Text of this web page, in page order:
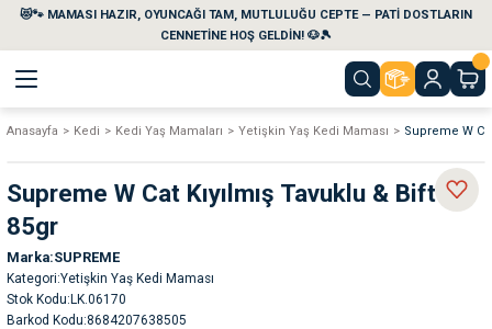
😻🐾 MAMASI HAZIR, OYUNCAĞI TAM, MUTLULUĞU CEPTE — PATİ DOSTLARIN
CENNETİNE HOŞ GELDİN! 🐶🎾
Geri Dön
Geri Dön
Temizlik Ürünleri
Geri Dön
Geri Dön
Geri Dön
Geri Dön
Anasayfa Kedi Kedi Yaş Mamaları Yetişkin Yaş Kedi Maması Supreme W
Supreme W Cat Kıyılmış Tavuklu & Biftekli
85gr
Marka SUPREME
Kategori Yetişkin Yaş Kedi Maması
Stok Kodu LK.06170
Barkod Kodu 8684207638505